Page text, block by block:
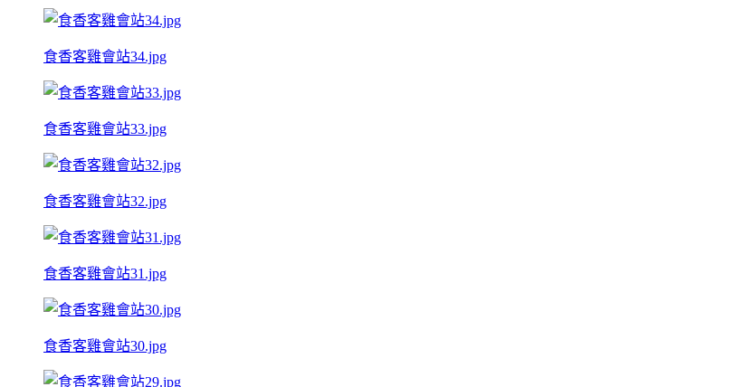
食香客雞會站34.jpg
食香客雞會站33.jpg
食香客雞會站32.jpg
食香客雞會站31.jpg
食香客雞會站30.jpg